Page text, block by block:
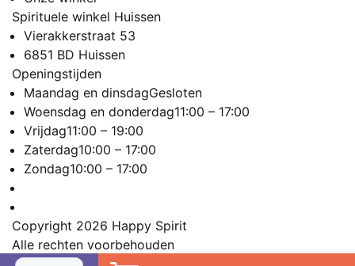
Spirituele winkel Huissen
Vierakkerstraat 53
6851 BD Huissen
Openingstijden
Maandag en dinsdagGesloten
Woensdag en donderdag11:00 – 17:00
Vrijdag11:00 – 19:00
Zaterdag10:00 – 17:00
Zondag10:00 – 17:00
Copyright 2026 Happy Spirit
Alle rechten voorbehouden